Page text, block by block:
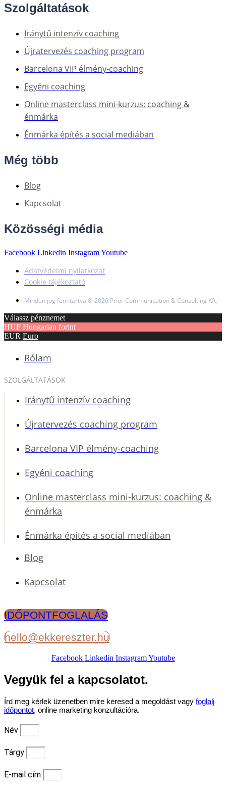
Szolgáltatások
Iránytű intenzív coaching
Újratervezés coaching program
Barcelona VIP élmény-coaching
Egyéni coaching
Online masterclass mini-kurzus: coaching &
énmárka
Énmárka építés a social mediában
Még több
Blog
Kapcsolat
Közösségi média
Facebook Linkedin InstagramYoutube
Adatvédelmi nyilatkozat
Cookie tájékoztató
Minden jog fenntartva © 2026 Prior Communication & Consulting Kft.
Válassz pénznemet
HUF Hungarian forint
EUR Euro
Rólam
SZOLGÁLTATÁSOK
Iránytű intenzív coaching
Újratervezés coaching program
Barcelona VIP élmény-coaching
Egyéni coaching
Online masterclass mini-kurzus: coaching &
énmárka
Énmárka építés a social mediában
Blog
Kapcsolat
IDŐPONTFOGLALÁS
hello@ekkereszter.hu
Facebook Linkedin Instagram Youtube
Vegyük fel a kapcsolatot.
Írd meg kérlek üzenetben mire keresed a megoldást vagy foglalj
időpontot, online marketing konzultációra.
Név
Tárgy
E-mail cím